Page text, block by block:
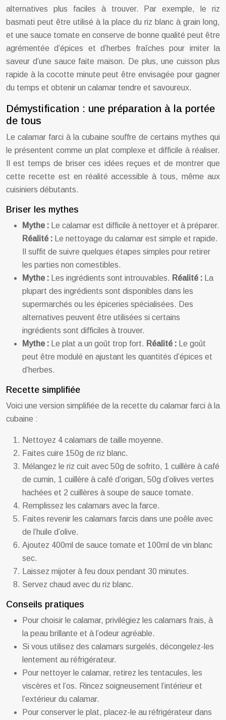
alternatives plus faciles à trouver. Par exemple, le riz
basmati peut être utilisé à la place du riz blanc à grain long,
et une sauce tomate en conserve de bonne qualité peut être
agrémentée d’épices et d’herbes fraîches pour imiter la
saveur d’une sauce faite maison. De plus, une cuisson plus
rapide à la cocotte minute peut être envisagée pour gagner
du temps et obtenir un calamar tendre et savoureux.
Démystification : une préparation à la portée
de tous
Le calamar farci à la cubaine souffre de certains mythes qui
le présentent comme un plat complexe et difficile à réaliser.
Il est temps de briser ces idées reçues et de montrer que
cette recette est en réalité accessible à tous, même aux
cuisiniers débutants.
Briser les mythes
Mythe :
Le calamar est difficile à nettoyer et à préparer.
Réalité :
Le nettoyage du calamar est simple et rapide.
Il suffit de suivre quelques étapes simples pour retirer
les parties non comestibles.
Mythe :
Les ingrédients sont introuvables. Réalité :
La
plupart des ingrédients sont disponibles dans les
supermarchés ou les épiceries spécialisées. Des
alternatives peuvent être utilisées si certains
ingrédients sont difficiles à trouver.
Mythe :
Le plat a un goût trop fort. Réalité :
Le goût
peut être modulé en ajustant les quantités d’épices et
d’herbes.
Recette simplifiée
Voici une version simplifiée de la recette du calamar farci à la
cubaine :
Nettoyez 4 calamars de taille moyenne.
Faites cuire 150g de riz blanc.
Mélangez le riz cuit avec 50g de sofrito, 1 cuillère à café
de cumin, 1 cuillère à café d’origan, 50g d’olives vertes
hachées et 2 cuillères à soupe de sauce tomate.
Remplissez les calamars avec la farce.
Faites revenir les calamars farcis dans une poêle avec
de l’huile d’olive.
Ajoutez 400ml de sauce tomate et 100ml de vin blanc
sec.
Laissez mijoter à feu doux pendant 30 minutes.
Servez chaud avec du riz blanc.
Conseils pratiques
Pour choisir le calamar, privilégiez les calamars frais, à
la peau brillante et à l’odeur agréable.
Si vous utilisez des calamars surgelés, décongelez-les
lentement au réfrigérateur.
Pour nettoyer le calamar, retirez les tentacules, les
viscères et l’os. Rincez soigneusement l’intérieur et
l’extérieur du calamar.
Pour conserver le plat, placez-le au réfrigérateur dans